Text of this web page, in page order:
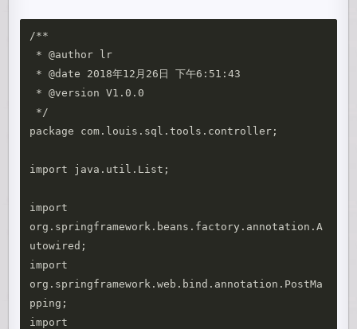
/**
package com.louis.sql.tools.controller;
import java.util.List;
import
org.springframework.beans.factory.annotation.A
utowired;
import
org.springframework.web.bind.annotation.PostMa
pping;
import